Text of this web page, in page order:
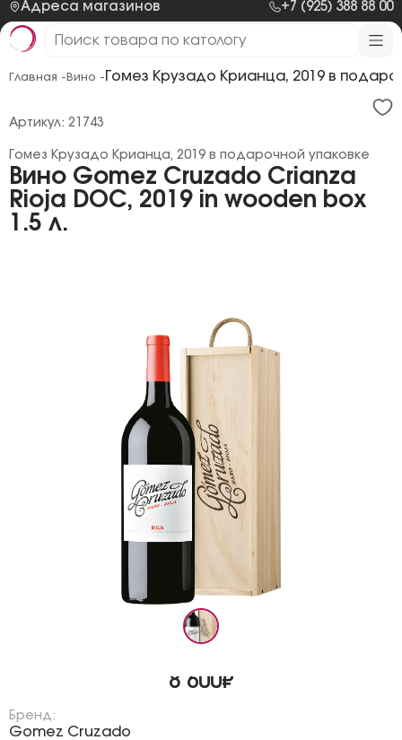
Адреса магазинов +7 (925) 388 88 00
Главная - Вино - Гомез Крузадо Крианца, 2019 в
Вино Gomez Cruzado Crianza
Rioja DOC, 2019 in wooden box
1.5 л.
Гомез Крузадо Крианца, 2019 в подарочной упаковке
Артикул: 21743
8 600₽
Бренд:
Gomez Cruzado